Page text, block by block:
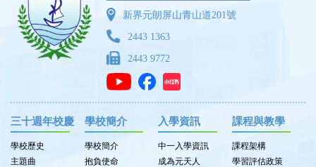
新界元朗屏山青山道201號
2443 1363
2443 9772
三十週年校慶
學校歷史
主題曲
學校簡介
學校簡介
抱負使命
入學資訊
中一入學資訊
成為元天人
課程與教學
課程架構
學習評估政策